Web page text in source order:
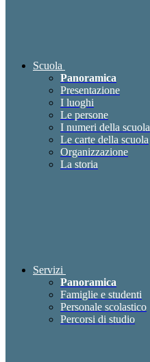
Scuola
Panoramica
Presentazione
I luoghi
Le persone
I numeri della scuola
Le carte della scuola
Organizzazione
La storia
Servizi
Panoramica
Famiglie e studenti
Personale scolastico
Percorsi di studio